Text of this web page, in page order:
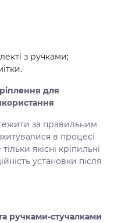
з ручками;
для
за правильним
в процесі
якісні кріпильні
установки після
ручками-стучалками